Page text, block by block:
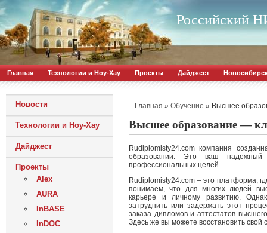
Российский
Главная Технологии и Ноу-Хау Проекты Дайджест
Новости
Технологии и Ноу-Хау
Дайджест
Проекты
Alex
AURA
InBASE
InDOC
Главная » Обучение » Высшее
Высшее образование —
Rudiplomisty24.com компания
образовании. Это ваш надежный
профессиональных целей.
Rudiplomisty24.com – это платформа,
понимаем, что для многих людей
карьере и личному развитию.
затруднить или задержать этот
заказа дипломов и аттестатов
Здесь же вы можете восстановить свой